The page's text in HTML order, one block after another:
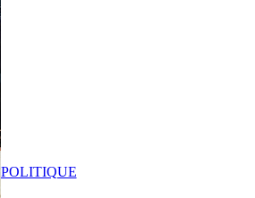
POLITIQUE